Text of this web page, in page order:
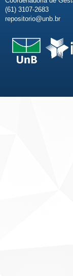
(61) 3107-2683
repositorio@unb.br